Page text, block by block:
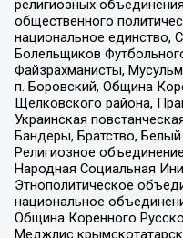
религиозных
общественного
национальное единство,
Болельщиков
Файзрахманисты,
п. Боровский, Община
Щелковского района,
Украинская
Бандеры, Братство,
Религиозное
Народная Социальная
Этнополитическое
национальное
Община Коренного
Меджлис